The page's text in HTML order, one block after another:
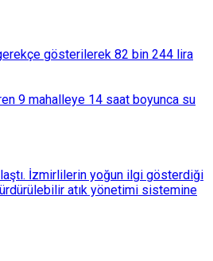
gösterilerek 82 bin 244 lira
9 mahalleye 14 saat boyunca su
İzmirlilerin yoğun ilgi gösterdiği
atık yönetimi sistemine